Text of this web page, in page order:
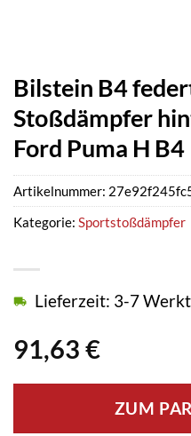
Bilstein B4
Stoßdämpfer
Ford Puma H
91,63 €
Lieferzeit: 3-7
ZUM
Artikelnummer:
Kategorie: Sportstoßdämpfer